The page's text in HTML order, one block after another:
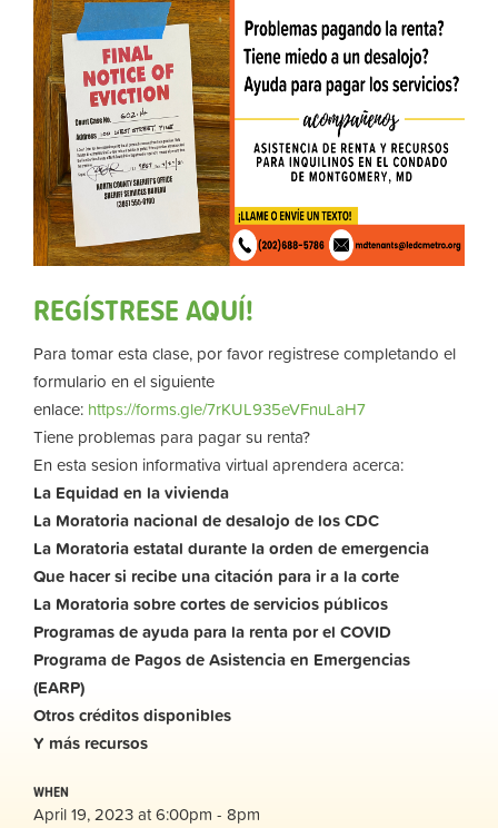
REGÍSTRESE AQUÍ!
Para tomar esta clase, por favor registrese completando el
formulario en el siguiente
enlace: https://forms.gle/7rKUL935eVFnuLaH7
Tiene problemas para pagar su renta?
En esta sesion informativa virtual aprendera acerca:
La Equidad en la vivienda
La Moratoria nacional de desalojo de los CDC
La Moratoria estatal durante la orden de emergencia
Que hacer si recibe una citación para ir a la corte
La Moratoria sobrecortes de servicios públicos
Programas de ayuda para la renta por el COVID
Programa de Pagos de Asistencia en Emergencias
(EARP)
Otroscréditosdisponibles
Y más recursos
WHEN
April 19, 2023 at 6:00pm - 8pm